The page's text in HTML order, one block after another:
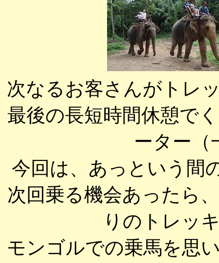
次なるお客さんがトレ
最後の長短時間休憩で
ーター（
今回は、あっという間
次回乗る機会あったら
りのトレッ
モンゴルでの乗馬を思